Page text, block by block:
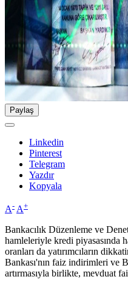
Paylaş
Linkedin
Pinterest
Telegram
Yazdır
Kopyala
A- A+
Bankacılık Düzenleme ve
hamleleriyle kredi piyasasında
oranları da yatırımcıların
Bankası'nın faiz indirimleri ve
artırmasıyla birlikte, mevduat